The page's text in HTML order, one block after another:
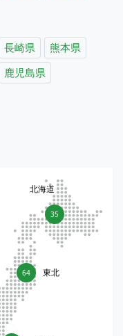
長崎県
熊本県
鹿児島県
35
北海道
64 東北